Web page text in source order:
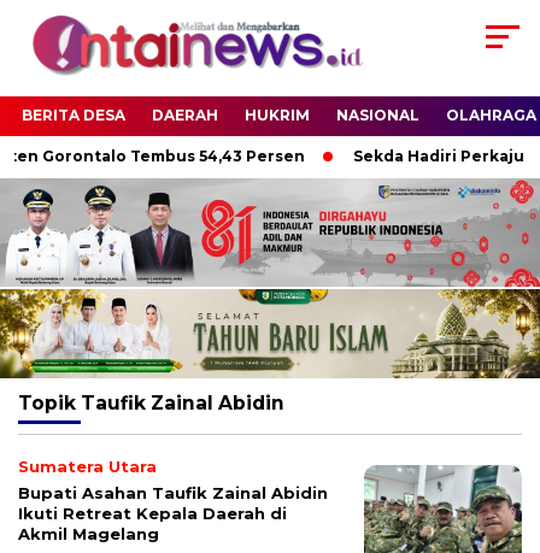
BERITA DESA DAERAH HUKRIM NASIONAL OLAHRAGA
Gorontalo Tembus 54,43 Persen Sekda Hadiri Perkajum
Topik Taufik Zainal Abidin
Sumatera Utara
Bupati Asahan Taufik Zainal Abidin
Ikuti Retreat Kepala Daerah di
Akmil Magelang